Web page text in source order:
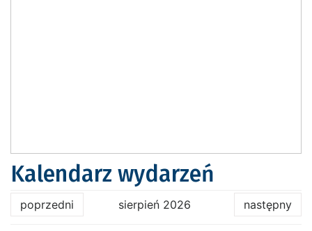
Kalendarz wydarzeń
poprzedni sierpień 2026 następny